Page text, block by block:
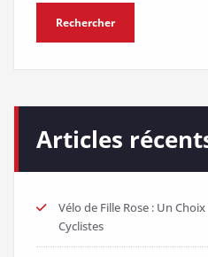
Rechercher
Articles
Vélo de Fille Rose : Un
Cyclistes